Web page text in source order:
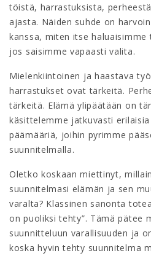
töistä, harrastuksista,
ajasta. Näiden suhde on
kanssa, miten itse
jos saisimme vapaasti valita.
Mielenkiintoinen ja haastava
harrastukset ovat tärkeitä.
tärkeitä. Elämä ylipäätään on
käsittelemme jatkuvasti
päämääriä, joihin pyrimme
suunnitelmalla.
Oletko koskaan miettinyt,
suunnitelmasi elämän ja sen
varalta? Klassinen sanonta
on puoliksi tehty”. Tämä pätee
suunnitteluun varallisuuden ja
koska hyvin tehty suunnitelma